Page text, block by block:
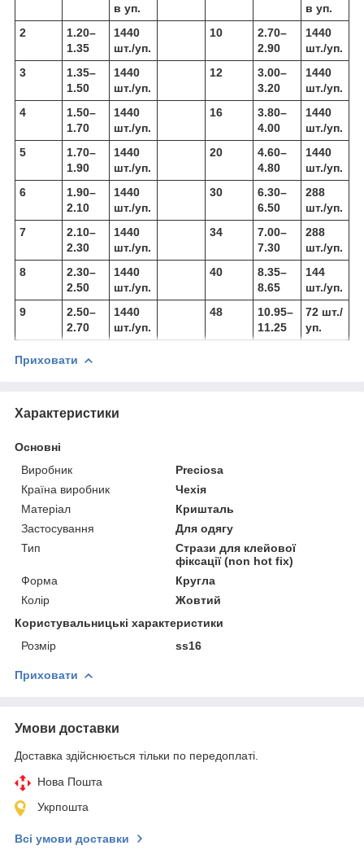
в уп.
в уп.
2
1.20–
1.35
1440
шт./уп.
10
2.70–
2.90
1440
шт./уп.
3
1.35–
1.50
1440
шт./уп.
12
3.00–
3.20
1440
шт./уп.
4
1.50–
1.70
1440
шт./уп.
16
3.80–
4.00
1440
шт./уп.
5
1.70–
1.90
1440
шт./уп.
20
4.60–
4.80
1440
шт./уп.
6
1.90–
2.10
1440
шт./уп.
30
6.30–
6.50
288
шт./уп.
7
2.10–
2.30
1440
шт./уп.
34
7.00–
7.30
288
шт./уп.
8
2.30–
2.50
1440
шт./уп.
40
8.35–
8.65
144
шт./уп.
9
2.50–
2.70
1440
шт./уп.
48
10.95–
11.25
72 шт./
уп.
Приховати
Характеристики
Основні
Виробник
Preciosa
Країна виробник
Чехія
Матеріал
Кришталь
Застосування
Для одягу
Тип
Стрази для клейової
фіксації (non hot fix)
Форма
Кругла
Колір
Жовтий
Користувальницькі характеристики
Розмір
ss16
Приховати
Умови доставки
Доставка здійснюється тільки по передоплаті.
Нова Пошта
Укрпошта
Всі умови доставки